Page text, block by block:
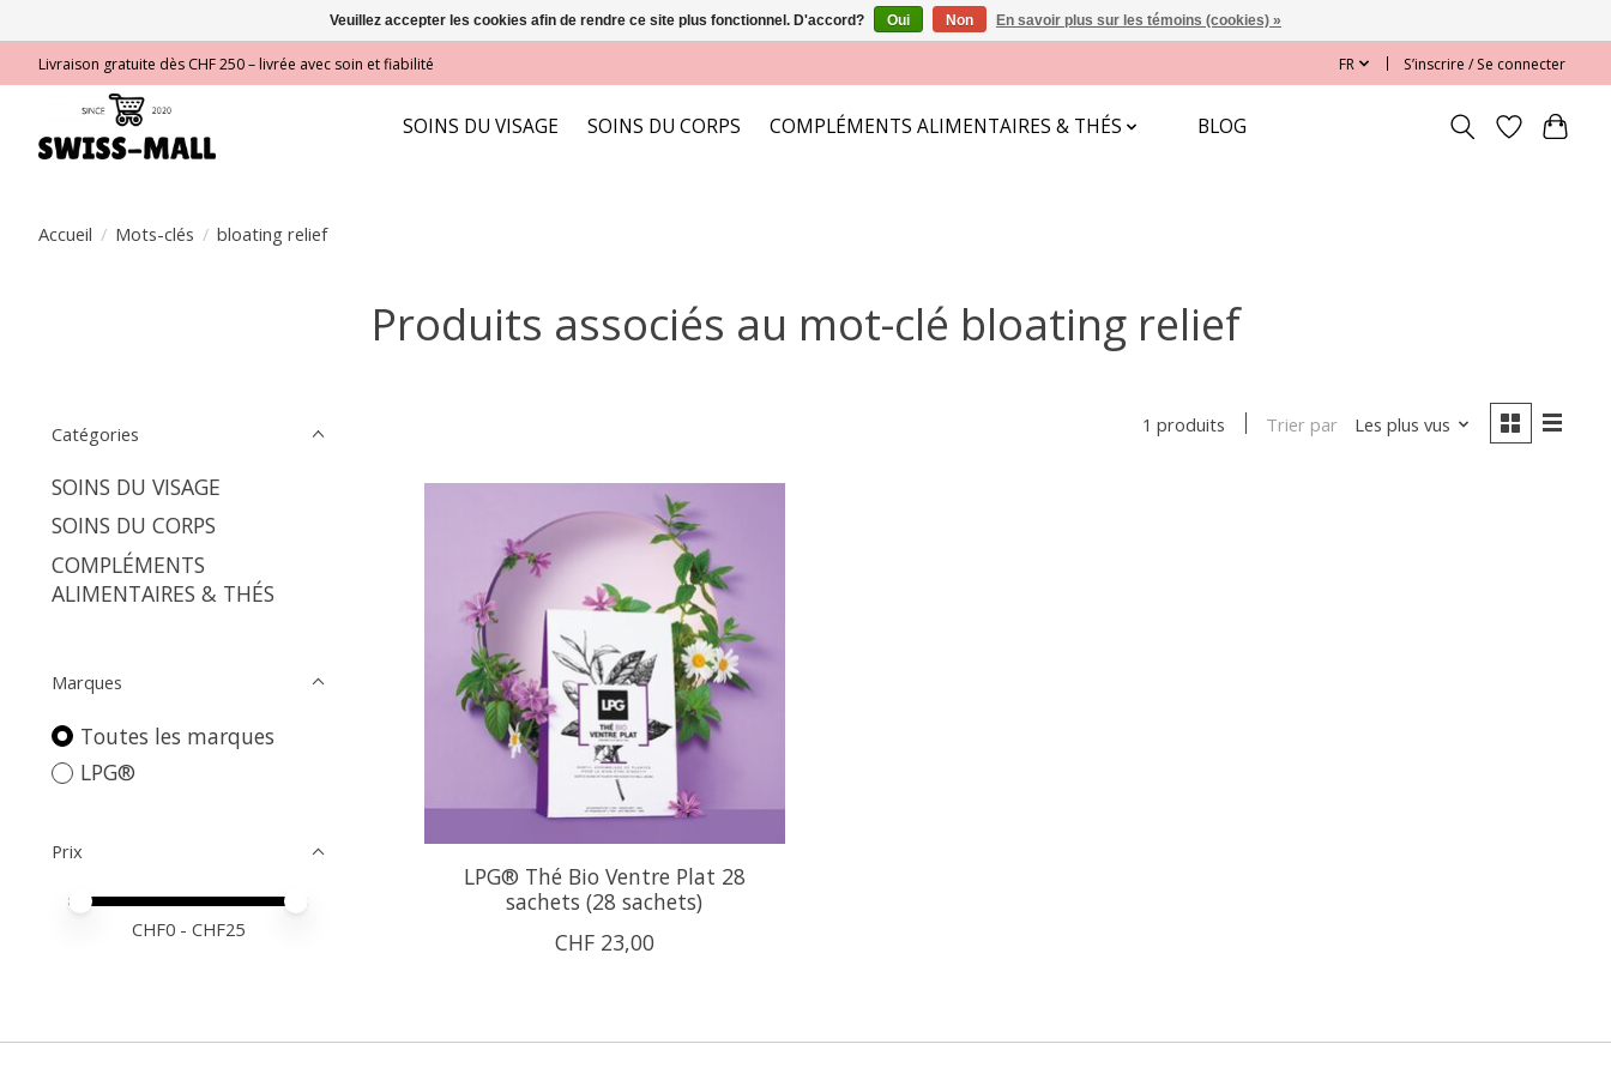
Livraison gratuite dès CHF 250 – livrée avec soin et fiabilité FR S’inscrire / Se connecter
SOINS DU VISAGE SOINS DU CORPS COMPLÉMENTS ALIMENTAIRES & THÉS BLOG
Accueil / Mots-clés / bloating relief
Produits associés au mot-clé bloating relief
Catégories
SOINS DU VISAGE
SOINS DU CORPS
COMPLÉMENTS
ALIMENTAIRES & THÉS
Marques
Toutes les marques
LPG®
Prix
Prix minimum
Price maximum value
CHF0 - CHF25
1 produits Trier par Les plus vus
LPG® Thé Bio Ventre Plat 28
sachets (28 sachets)
CHF 23,00
Veuillez accepter les cookies afin de rendre ce site plus fonctionnel. D'accord? Oui Non En savoir plus sur les témoins (cookies) »